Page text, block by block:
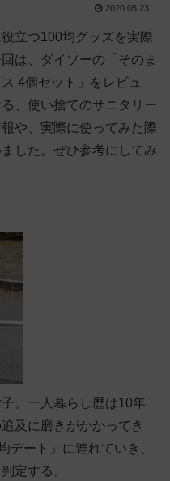
2020.05.23
立つ100均グッズを実際
は、ダイソーの「そのま
4個セット」をレビュ
、使い捨てのサニタリー
や、実際に使ってみた際
した。ぜひ参考にしてみ
。一人暮らし歴は10年
及に磨きがかかってき
デート」に連れていき、
定する。